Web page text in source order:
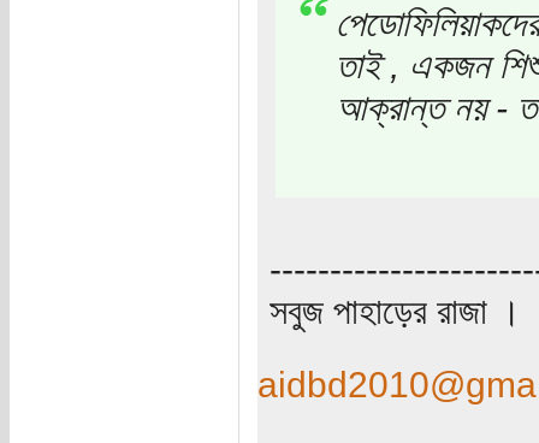
তাই , একজন
আক্রান্ত নয় -
সবুজ পাহাড়ের রাজা ।